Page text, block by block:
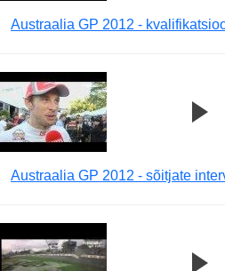
Austraalia GP 2012 -
Austraalia GP 2012 - sõitjate